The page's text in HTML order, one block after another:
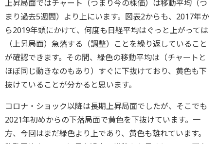
上昇局面ではチャート（つまり今の株価）は移動平均（つ
まり過去5週間）より上にいます。図表2からも、2017年か
ら2019年頭にかけて、何度も日経平均はぐっと上がっては
（上昇局面）急落する（調整）ことを繰り返していること
が確認できます。その間、緑色の移動平均は（チャートと
ほぼ同じ動きなのもあり）すぐに下抜けており、黄色も下
抜けていることが分かると思います。
コロナ・ショック以降は長期上昇局面でしたが、そこでも
2021年初めからの下落局面で黄色を下抜けています。一
方、今回はまだ緑色より上であり、黄色も離れています。